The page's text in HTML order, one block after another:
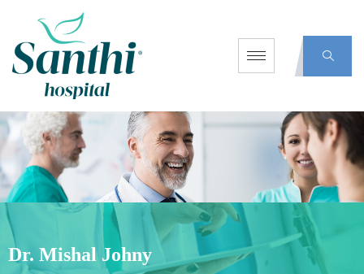
Dr. Mishal Johny